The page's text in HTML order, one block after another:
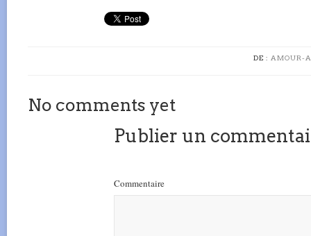
DE : AMOUR-
No comments yet
Publier un
Commentaire